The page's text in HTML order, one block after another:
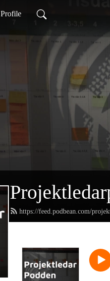
Profile
https://feed.podbean.com/